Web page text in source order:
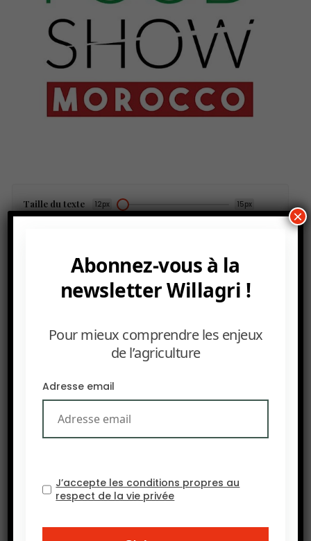
Taille du texte 12px 15px
Africa Food Show – 18–20 novembre 2025,
PRÉCEDENT
SIEMA Food Expo – 9–11 septembre 2025, Casablanca,
Abonnez-vous à la
newsletter Willagri !
Pour mieux comprendre les enjeux
de l’agriculture
Adresse email
J’accepte les conditions propres au
respect de la vie privée
×